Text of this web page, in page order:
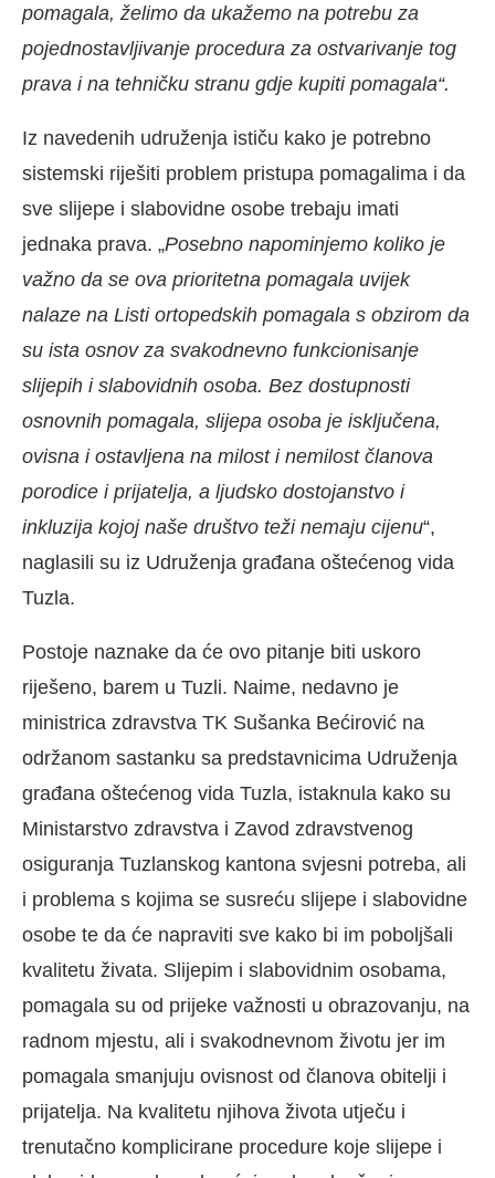
pomagala, želimo da ukažemo na potrebu za
pojednostavljivanje procedura za ostvarivanje tog
prava i na tehničku stranu gdje kupiti pomagala“.
Iz navedenih udruženja ističu kako je potrebno
sistemski riješiti problem pristupa pomagalima i da
sve slijepe i slabovidne osobe trebaju imati
jednaka prava. „Posebno napominjemo koliko je
važno da se ova prioritetna pomagala uvijek
nalaze na Listi ortopedskih pomagala s obzirom da
su ista osnov za svakodnevno funkcionisanje
slijepih i slabovidnih osoba. Bez dostupnosti
osnovnih pomagala, slijepa osoba je isključena,
ovisna i ostavljena na milost i nemilost članova
porodice i prijatelja, a ljudsko dostojanstvo i
inkluzija kojoj naše društvo teži nemaju cijenu“,
naglasili su iz Udruženja građana oštećenog vida
Tuzla.
Postoje naznake da će ovo pitanje biti uskoro
riješeno, barem u Tuzli. Naime, nedavno je
ministrica zdravstva TK Sušanka Bećirović na
održanom sastanku sa predstavnicima Udruženja
građana oštećenog vida Tuzla, istaknula kako su
Ministarstvo zdravstva i Zavod zdravstvenog
osiguranja Tuzlanskog kantona svjesni potreba, ali
i problema s kojima se susreću slijepe i slabovidne
osobe te da će napraviti sve kako bi im poboljšali
kvalitetu živata. Slijepim i slabovidnim osobama,
pomagala su od prijeke važnosti u obrazovanju, na
radnom mjestu, ali i svakodnevnom životu jer im
pomagala smanjuju ovisnost od članova obitelji i
prijatelja. Na kvalitetu njihova života utječu i
trenutačno komplicirane procedure koje slijepe i